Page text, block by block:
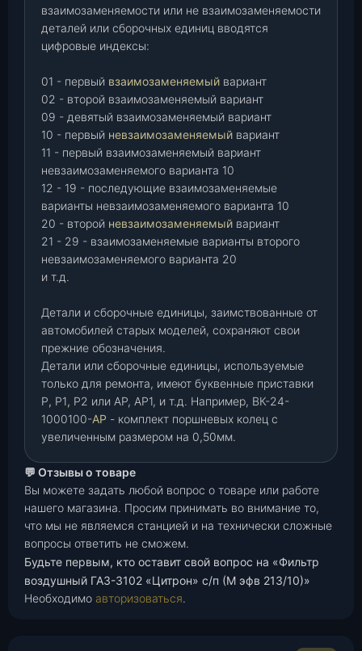
взаимозаменяемости или не взаимозаменяемости
деталей или сборочных единиц вводятся
цифровые индексы:
01 - первый взаимозаменяемый вариант
02 - второй взаимозаменяемый вариант
09 - девятый взаимозаменяемый вариант
10 - первый невзаимозаменяемый вариант
11 - первый взаимозаменяемый вариант
невзаимозаменяемого варианта 10
12 - 19 - последующие взаимозаменяемые
варианты невзаимозаменяемого варианта 10
20 - второй невзаимозаменяемый вариант
21 - 29 - взаимозаменяемые варианты второго
невзаимозаменяемого варианта 20
и т.д.
Детали и сборочные единицы, заимствованные от
автомобилей старых моделей, сохраняют свои
прежние обозначения.
Детали или сборочные единицы, используемые
только для ремонта, имеют буквенные приставки
Р, Р1, Р2 или АР, АР1, и т.д. Например, ВК-24-
1000100-АР - комплект поршневых колец с
увеличенным размером на 0,50мм.
💬 Отзывы о товаре
Вы можете задать любой вопрос о товаре или работе
нашего магазина. Просим принимать во внимание то,
что мы не являемся станцией и на технически сложные
вопросы ответить не сможем.
Будьте первым, кто оставит свой вопрос на «Фильтр
воздушный ГАЗ-3102 «Цитрон» с/п (М эфв 213/10)»
Необходимо авторизоваться.